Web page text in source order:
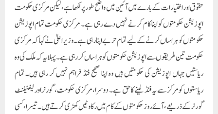
حقوق اور اختیارات کے بارے میں آئین میں واضح طور پر لکھا ہے، لیکن مرکزی حکومت
اپوزیشن حکومتوں کو اپنا کام کرنے نہیں دے رہی ہے۔ مرکزی حکومت تمام اپوزیشن
حکومتوں کو ہراساں کرنے کے لیے تمام حربے اپنا رہی ہے۔وزیر اعلیٰ نے کہا کہ مرکزی
حکومت تین طریقوں سے اپوزیشن حکومتوں کو ہراساں کر رہی ہے۔ پہلا یہ کہ ملک کی وہ
ریاستیں جہاں اپوزیشن کی حکومتیں ہیں وہ اپنا صحیح فنڈ فراہم نہیں کر رہی ہیں۔ تمام
ریاستوں کو مرکز سے یہ فنڈ لینے کا حق ہے۔ دوسرا، مرکزی حکومت، گورنر اور لیفٹیننٹ
گورنر کے ذریعے،آئے روز حکومتوں کے کام میں رکاوٹیں کھڑی کرتے ہیں۔ تیسرا، کسی